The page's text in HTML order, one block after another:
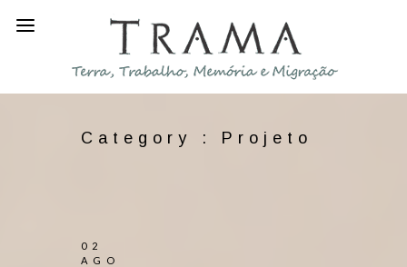
Category : Projeto
02
AGO